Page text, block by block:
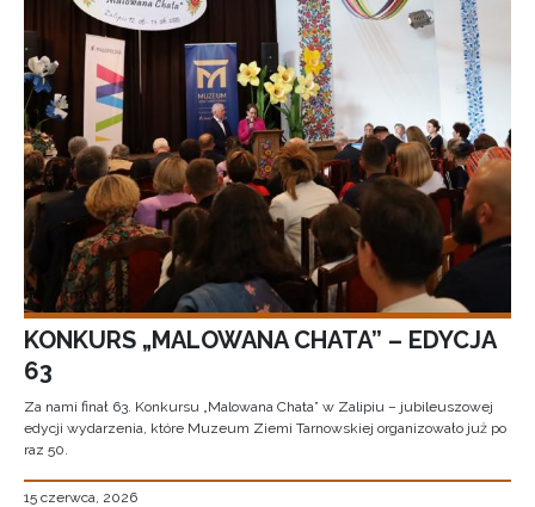
KONKURS „MALOWANA CHATA” – EDYCJA
63
Za nami finał 63. Konkursu „Malowana Chata” w Zalipiu – jubileuszowej
edycji wydarzenia, które Muzeum Ziemi Tarnowskiej organizowało już po
raz 50.
15 czerwca, 2026